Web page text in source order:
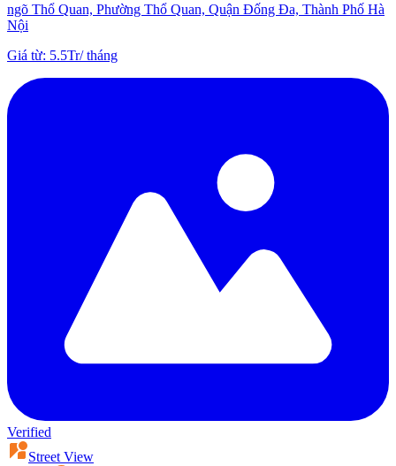
ngõ Thổ Quan, Phường Thổ Quan, Quận Đống Đa, Thành Phố Hà
Nội
Giá từ: 5.5Tr/tháng
Verified
Street View